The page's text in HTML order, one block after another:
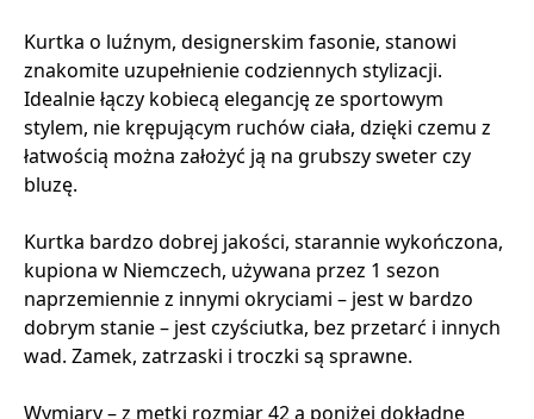
Kurtka o luźnym, designerskim fasonie, stanowi
znakomite uzupełnienie codziennych stylizacji.
Idealnie łączy kobiecą elegancję ze sportowym
stylem, nie krępującym ruchów ciała, dzięki czemu z
łatwością można założyć ją na grubszy sweter czy
bluzę.
Kurtka bardzo dobrej jakości, starannie wykończona,
kupiona w Niemczech, używana przez 1 sezon
naprzemiennie z innymi okryciami – jest w bardzo
dobrym stanie – jest czyściutka, bez przetarć i innych
wad. Zamek, zatrzaski i troczki są sprawne.
Wymiary – z metki rozmiar 42 a poniżej dokładne